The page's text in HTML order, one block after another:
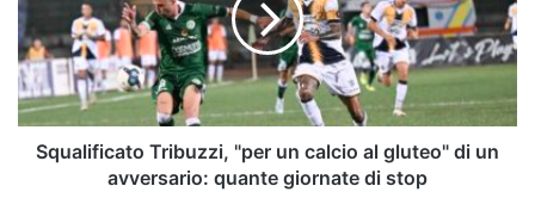
calcio
al
gluteo"
di
un
avversario:
Squalificato Tribuzzi, "per un calcio al gluteo" di un
avversario: quante giornate di stop